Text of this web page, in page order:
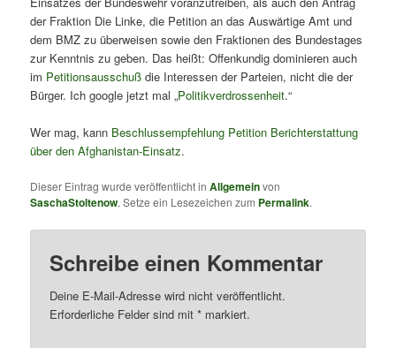
der Fraktion Die Linke, die Petition an das Auswärtige Amt und
dem BMZ zu überweisen sowie den Fraktionen des Bundestages
zur Kenntnis zu geben. Das heißt: Offenkundig dominieren auch
im Petitionsausschuß die Interessen der Parteien, nicht die der
Bürger. Ich google jetzt mal „Politikverdrossenheit.“
Wer mag, kann Beschlussempfehlung Petition Berichterstattung
über den Afghanistan-Einsatz.
Dieser Eintrag wurde veröffentlicht inAllgemeinvon
SaschaStoltenow. Setze ein Lesezeichen zum Permalink.
Schreibe einen Kommentar
Deine E-Mail-Adresse wird nicht veröffentlicht.
Erforderliche Felder sind mit* markiert.